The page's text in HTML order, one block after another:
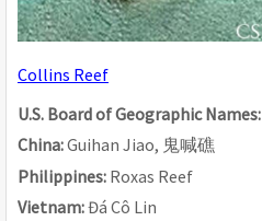
Collins Reef
U.S. Board of Geographic Names:
China: Guihan Jiao, 鬼喊礁
Philippines: Roxas Reef
Vietnam: Đá Cô Lin